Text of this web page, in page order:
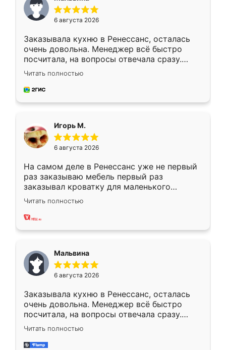
6 августа 2026
Заказывала кухню в Ренессанс, осталась
очень довольна. Менеджер всё быстро
посчитала, на вопросы отвечала сразу.
Замерщик приехал в субботу, подошёл к
делу со всей ответственностью. Собрали
за день, ребята работали аккуратно, даже
Читать полностью
Игорь М.
6 августа 2026
На самом деле в Ренессанс уже не первый
раз заказываю мебель первый раз
заказывал кроватку для маленького
ребёнка при его рождении ,во второй раз
заказал шкаф-купе. По качеству очень
хорошее сборка достаточно быстрая,
меньше, здесь же он более разнообразный.
Мне нравится ,если что-то потребуется из
мебели буду заказывать только здесь.
Читать полностью
Мальвина
6 августа 2026
Заказывала кухню в Ренессанс, осталась
очень довольна. Менеджер всё быстро
посчитала, на вопросы отвечала сразу.
Замерщик приехал в субботу, подошёл к
делу со всей ответственностью. Собрали
за день, ребята работали аккуратно, даже
Читать полностью